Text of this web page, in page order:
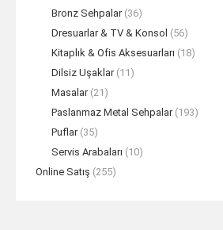
Bronz Sehpalar (36)
Dresuarlar & TV & Konsol (56)
Kitaplık & Ofis Aksesuarları (18)
Dilsiz Uşaklar (11)
Masalar (21)
Paslanmaz Metal Sehpalar (193)
Puflar (35)
Servis Arabaları (10)
Online Satış (255)